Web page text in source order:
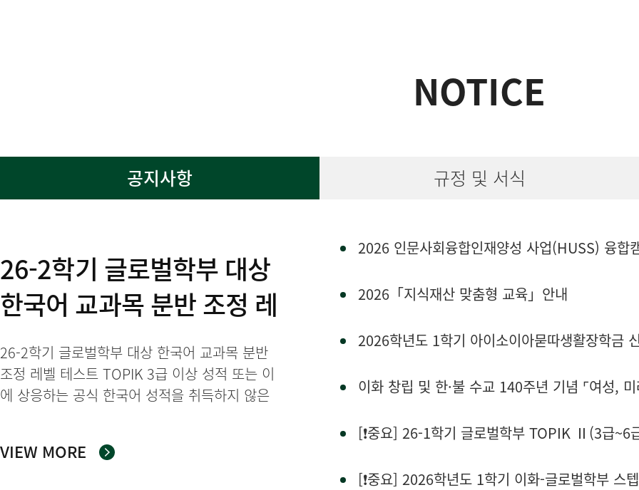
NOTICE
공지사항
26-2학기 글로벌학부 대상
한국어 교과목 분반 조정 레
벨 테스트 (~9/2(수)까지 응
시 신청 마감)
26-2학기 글로벌학부 대상 한국어 교과목 분반
조정 레벨 테스트 TOPIK 3급 이상 성적 또는 이
에 상응하는 공식 한국어 성적을 취득하지 않은
벨의 한국어 교과목 수강을 희망하는 경우, 9월 2
VIEW MORE
2026 인문사회융합인재양성 사업(HUSS) 융
2026「지식재산 맞춤형 교육」안내
2026학년도 1학기 아이소이아묻따생활장학
이화 창립 및 한·불 수교 140주년 기념 ⌜여성,
[❗중요] 26-1학기 글로벌학부 TOPIK Ⅱ(3급~6
[❗중요] 2026학년도 1학기 이화-글로벌학부
규정 및 서식